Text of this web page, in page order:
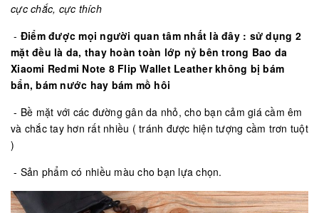
cực chắc, cực thích
- Điểm được mọi người quan tâm nhất là đây : sử dụng 2
mặt đều là da, thay hoàn toàn lớp nỷ bên trong Bao da
Xiaomi Redmi Note 8 Flip Wallet Leatherkhông bị bám
bẩn, bám nước hay bám mồ hôi
- Bề mặt với các đường gân da nhỏ, cho bạn cảm giá cầm êm
và chắc tay hơn rất nhiều ( tránh được hiện tượng cầm trơn tuột
)
- Sản phẩm có nhiều màu cho bạn lựa chọn.